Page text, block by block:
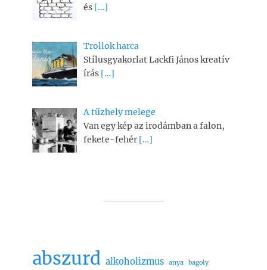
és […]
Trollok harca
Stílusgyakorlat Lackfi János kreatív
írás […]
A tűzhely melege
Van egy kép az irodámban a falon,
fekete-fehér […]
abszurd alkoholizmus anya bagoly